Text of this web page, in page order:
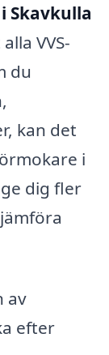
Skavkulla
VVS-
du
kan det
i
dig fler
av
efter